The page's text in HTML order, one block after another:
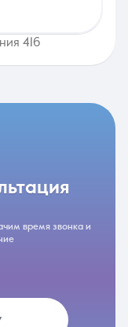
416
время звонка и